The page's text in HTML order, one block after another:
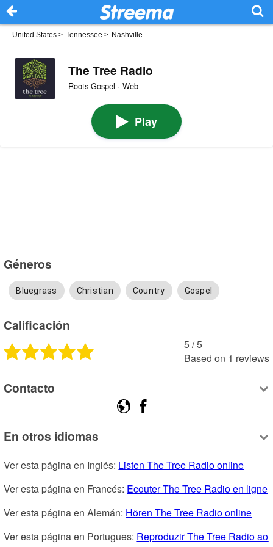
United States > Tennessee > Nashville
The Tree Radio
Roots Gospel · Web
Play
Géneros
Bluegrass Christian Country Gospel
Calificación
5 /5
Based on 1 reviews
Contacto
En otros idiomas
Ver esta página en Inglés: Listen The Tree Radio online
Ver esta página en Francés: Ecouter The Tree Radio en ligne
Ver esta página en Alemán: Hören The Tree Radio online
Ver esta página en Portugues: Reproduzir The Tree Radio ao